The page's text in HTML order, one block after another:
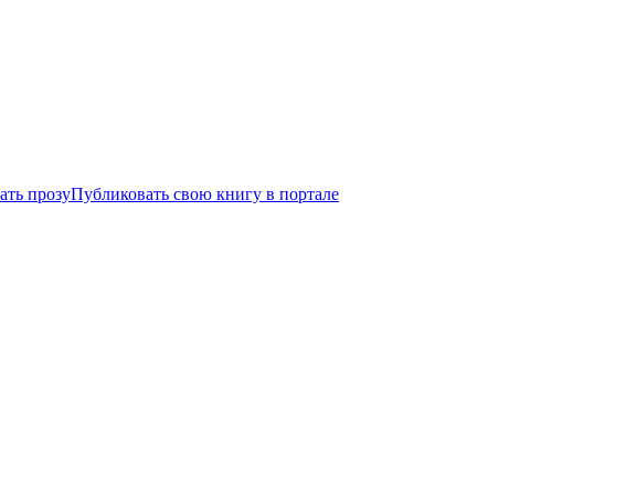
прозуПубликовать свою книгу в портале